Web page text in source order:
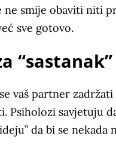
ne smije obaviti niti
sve gotovo.
“sastanak”
vaš partner
savjetuju
da bi se